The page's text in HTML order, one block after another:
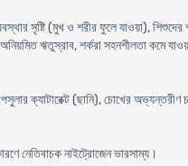
সৃষ্টি (মুখ ও শরীর ফুলে যাওয়া), শিশুদের
ঋতুস্রাব, শর্করা সহনশীলতা কমে
ক্যাটারেক্ট (ছানি), চোখের
নেতিবাচক নাইট্রোজেন ভারসাম্য।